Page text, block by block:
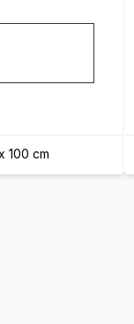
100 cm